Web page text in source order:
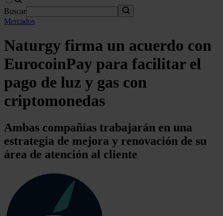
Buscar
Mercados
Naturgy firma un acuerdo con
EurocoinPay para facilitar el
pago de luz y gas con
criptomonedas
Ambas compañías trabajarán en una
estrategia de mejora y renovación de su
área de atención al cliente